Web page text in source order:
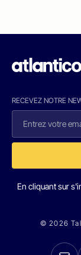
RECEVEZ NOTRE
En cliquant sur
© 2026